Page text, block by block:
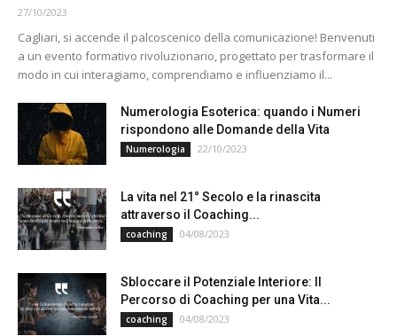
27/10/2023
Cagliari, si accende il palcoscenico della comunicazione! Benvenuti
a un evento formativo rivoluzionario, progettato per trasformare il
modo in cui interagiamo, comprendiamo e influenziamo il...
Numerologia Esoterica: quando i Numeri
rispondono alle Domande della Vita
Numerologia 22/10/2023
La vita nel 21° Secolo e la rinascita
attraverso il Coaching...
coaching 04/08/2023
Sbloccare il Potenziale Interiore: Il
Percorso di Coaching per una Vita...
coaching 04/08/2023